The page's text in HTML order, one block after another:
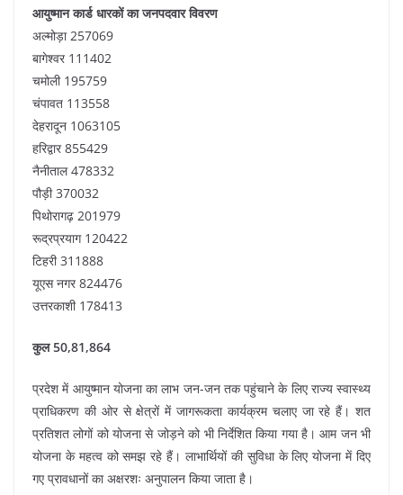
आयुष्मान कार्ड धारकों का जनपदवार विवरण
अल्मोड़ा 257069
बागेश्वर 111402
चमोली 195759
चंपावत 113558
देहरादून 1063105
हरिद्वार 855429
नैनीताल 478332
पौड़ी 370032
पिथोरागढ़ 201979
रूद्रप्रयाग 120422
टिहरी 311888
यूएस नगर 824476
उत्तरकाशी 178413
कुल 50,81,864
प्रदेश में आयुष्मान योजना का लाभ जन-जन तक पहुंचाने के लिए राज्य स्वास्थ्य
प्राधिकरण की ओर से क्षेत्रों में जागरूकता कार्यक्रम चलाए जा रहे हैं। शत
प्रतिशत लोगों को योजना से जोड़ने को भी निर्देशित किया गया है। आम जन भी
योजना के महत्व को समझ रहे हैं। लाभार्थियों की सुविधा के लिए योजना में दिए
गए प्रावधानों का अक्षरशः अनुपालन किया जाता है।